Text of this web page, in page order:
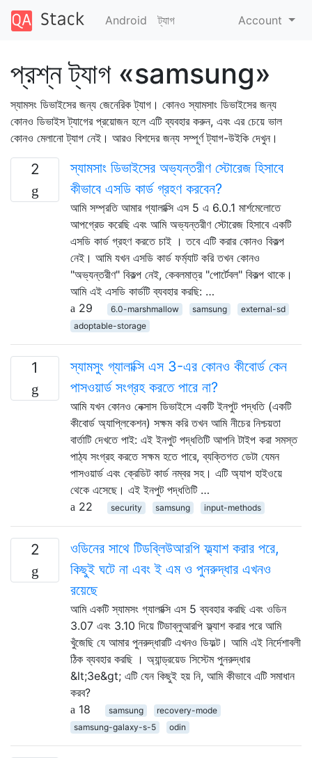
Android ট্যাগ Account
প্রশ্ন ট্যাগ «samsung»
স্যামসং ডিভাইসের জন্য জেনেরিক ট্যাগ। কোনও স্যামসাং ডিভাইসের জন্য
কোনও ডিভাইস ট্যাগের প্রয়োজন হলে এটি ব্যবহার করুন, এবং এর চেয়ে ভাল
কোনও মেলানো ট্যাগ নেই। আরও বিশদের জন্য সম্পূর্ণ ট্যাগ-উইকি দেখুন।
2
স্যামসাং ডিভাইসের অভ্যন্তরীণ স্টোরেজ হিসাবে
কীভাবে এসডি কার্ড গ্রহণ করবেন?
আমি সম্প্রতি আমার গ্যালাক্সি এস 5 এ 6.0.1 মার্শমেলোতে
আপগ্রেড করেছি এবং আমি অভ্যন্তরীণ স্টোরেজ হিসাবে একটি
এসডি কার্ড গ্রহণ করতে চাই । তবে এটি করার কোনও বিকল্প
নেই। আমি যখন এসডি কার্ড ফর্ম্যাট করি তখন কোনও
"অভ্যন্তরীণ" বিকল্প নেই, কেবলমাত্র "পোর্টেবল" বিকল্প থাকে।
আমি এই এসডি কার্ডটি ব্যবহার করছি: …
29
6.0-marshmallow samsung
external-sd
adoptable-storage
1
স্যামসুং গ্যালাক্সি এস 3-এর কোনও কীবোর্ড কেন
পাসওয়ার্ড সংগ্রহ করতে পারে না?
আমি যখন কোনও নেক্সাস ডিভাইসে একটি ইনপুট পদ্ধতি (একটি
কীবোর্ড অ্যাপ্লিকেশন) সক্ষম করি তখন আমি নীচের নিশ্চয়তা
বার্তাটি দেখতে পাই: এই ইনপুট পদ্ধতিটি আপনি টাইপ করা সমস্ত
পাঠ্য সংগ্রহ করতে সক্ষম হতে পারে, ব্যক্তিগত ডেটা যেমন
পাসওয়ার্ড এবং ক্রেডিট কার্ড নম্বর সহ। এটি অ্যাপ হাইওয়ে
থেকে এসেছে। এই ইনপুট পদ্ধতিটি …
22
security samsung input-methods
2
ওডিনের সাথে টিডব্লিউআরপি ফ্ল্যাশ করার পরে,
কিছুই ঘটে না এবং ই এম ও পুনরুদ্ধার এখনও
রয়েছে
আমি একটি স্যামসং গ্যালাক্সি এস 5 ব্যবহার করছি এবং ওডিন
3.07 এবং 3.10 দিয়ে টিডাব্লুআরপি ফ্ল্যাশ করার পরে আমি
খুঁজেছি যে আমার পুনরুদ্ধারটি এখনও ডিফল্ট। আমি এই নির্দেশাবলী
ঠিক ব্যবহার করছি । অ্যান্ড্রয়েড সিস্টেম পুনরুদ্ধার
&lt;3e&gt; এটি যেন কিছুই হয় নি, আমি কীভাবে এটি সমাধান
করব?
18
samsung
recovery-mode
samsung-galaxy-s-5
odin